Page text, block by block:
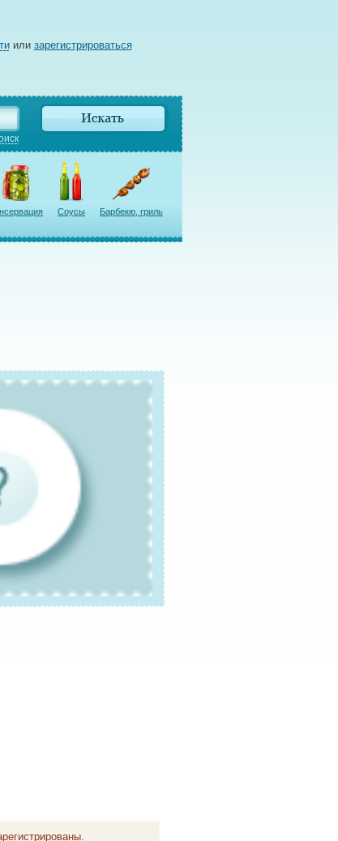
или зарегистрироваться
Соусы Барбекю, гриль